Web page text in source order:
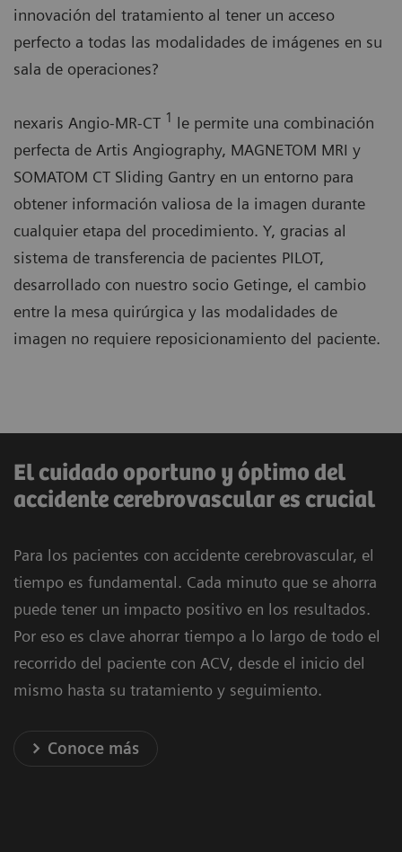
innovación del tratamiento al tener un acceso
perfecto a todas las modalidades de imágenes en su
sala de operaciones?
nexaris Angio-MR-CT 1 le permite una combinación
perfecta de Artis Angiography, MAGNETOM MRI y
SOMATOM CT Sliding Gantry en un entorno para
obtener información valiosa de la imagen durante
cualquier etapa del procedimiento. Y, gracias al
sistema de transferencia de pacientes PILOT,
desarrollado con nuestro socio Getinge, el cambio
entre la mesa quirúrgica y las modalidades de
imagen no requiere reposicionamiento del paciente.
El cuidado oportuno y óptimo del
accidente cerebrovascular es crucial
Para los pacientes con accidente cerebrovascular, el
tiempo es fundamental. Cada minuto que se ahorra
puede tener un impacto positivo en los resultados.
Por eso es clave ahorrar tiempo a lo largo de todo el
recorrido del paciente con ACV, desde el inicio del
mismo hasta su tratamiento y seguimiento.
Conoce más